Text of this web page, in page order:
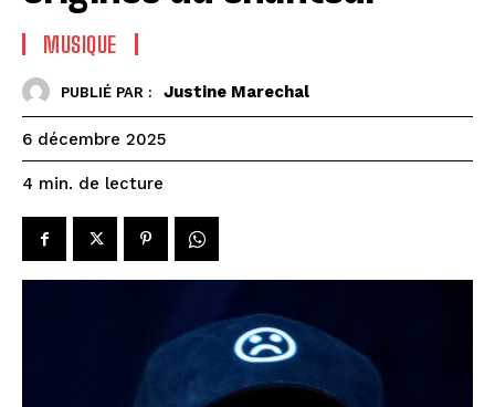
MUSIQUE
PUBLIÉ PAR : Justine Marechal
6 décembre 2025
4 min. de lecture